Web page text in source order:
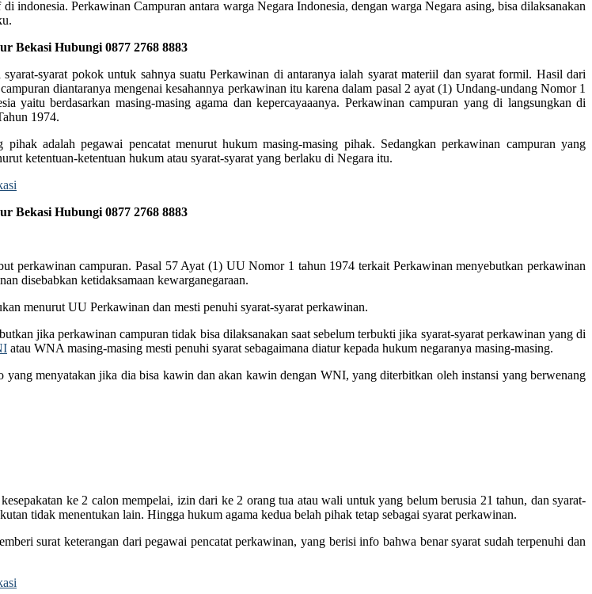
indonesia. Perkawinan Campuran antara warga Negara Indonesia, dengan warga Negara asing, bisa dilaksanakan
Bekasi Hubungi 0877 2768 8883
syarat pokok untuk sahnya suatu Perkawinan di antaranya ialah syarat materiil dan syarat formil. Hasil dari
diantaranya mengenai kesahannya perkawinan itu karena dalam pasal 2 ayat (1) Undang-undang Nomor 1
yaitu berdasarkan masing-masing agama dan kepercayaaanya. Perkawinan campuran yang di langsungkan di
1974.
adalah pegawai pencatat menurut hukum masing-masing pihak. Sedangkan perkawinan campuran yang
ketentuan-ketentuan hukum atau syarat-syarat yang berlaku di Negara itu.
Bekasi Hubungi 0877 2768 8883
perkawinan campuran. Pasal 57 Ayat (1) UU Nomor 1 tahun 1974 terkait Perkawinan menyebutkan perkawinan
disebabkan ketidaksamaan kewarganegaraan.
menurut UU Perkawinan dan mesti penuhi syarat-syarat perkawinan.
jika perkawinan campuran tidak bisa dilaksanakan saat sebelum terbukti jika syarat-syarat perkawinan yang di
atau WNA masing-masing mesti penuhi syarat sebagaimana diatur kepada hukum negaranya masing-masing.
menyatakan jika dia bisa kawin dan akan kawin dengan WNI, yang diterbitkan oleh instansi yang berwenang
ke 2 calon mempelai, izin dari ke 2 orang tua atau wali untuk yang belum berusia 21 tahun, dan syarat-
tidak menentukan lain. Hingga hukum agama kedua belah pihak tetap sebagai syarat perkawinan.
surat keterangan dari pegawai pencatat perkawinan, yang berisi info bahwa benar syarat sudah terpenuhi dan